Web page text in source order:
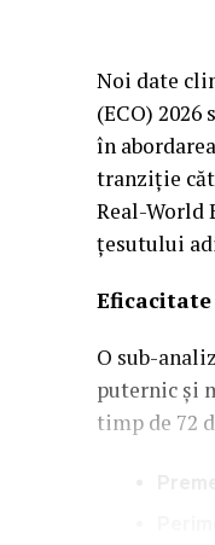
Noi date
(ECO)
în
tranziție
Real-World
țesutului
O sub-
puternic și
timp de 72